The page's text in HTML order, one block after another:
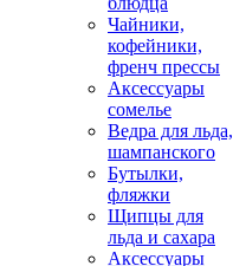
Чайники,
кофейники,
френч прессы
Аксессуары
сомелье
Ведра для льда,
шампанского
Бутылки,
фляжки
Щипцы для
льда и сахара
Аксессуары